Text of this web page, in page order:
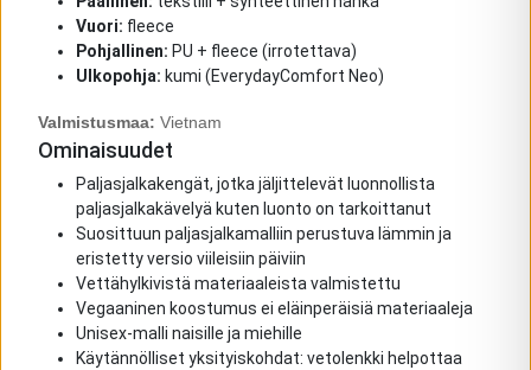
Vuori: fleece
Pohjallinen: PU + fleece (irrotettava)
Ulkopohja: kumi (EverydayComfort Neo)
Valmistusmaa: Vietnam
Ominaisuudet
Paljasjalkakengät, jotka jäljittelevät luonnollista
paljasjalkakävelyä kuten luonto on tarkoittanut
Suosittuun paljasjalkamalliin perustuva lämmin ja
eristetty versio viileisiin päiviin
Vettähylkivistä materiaaleista valmistettu
Vegaaninen koostumus ei eläinperäisiä materiaaleja
Unisex-malli naisille ja miehille
Käytännölliset yksityiskohdat: vetolenkki helpottaa